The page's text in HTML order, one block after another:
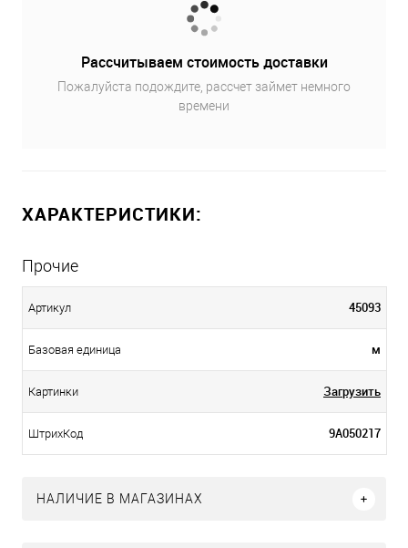
Рассчитываем стоимость доставки
Пожалуйста подождите, рассчет займет немного
времени
ХАРАКТЕРИСТИКИ:
Прочие
Артикул 45093
Базовая единица м
Картинки Загрузить
ШтрихКод 9А050217
НАЛИЧИЕ В МАГАЗИНАХ